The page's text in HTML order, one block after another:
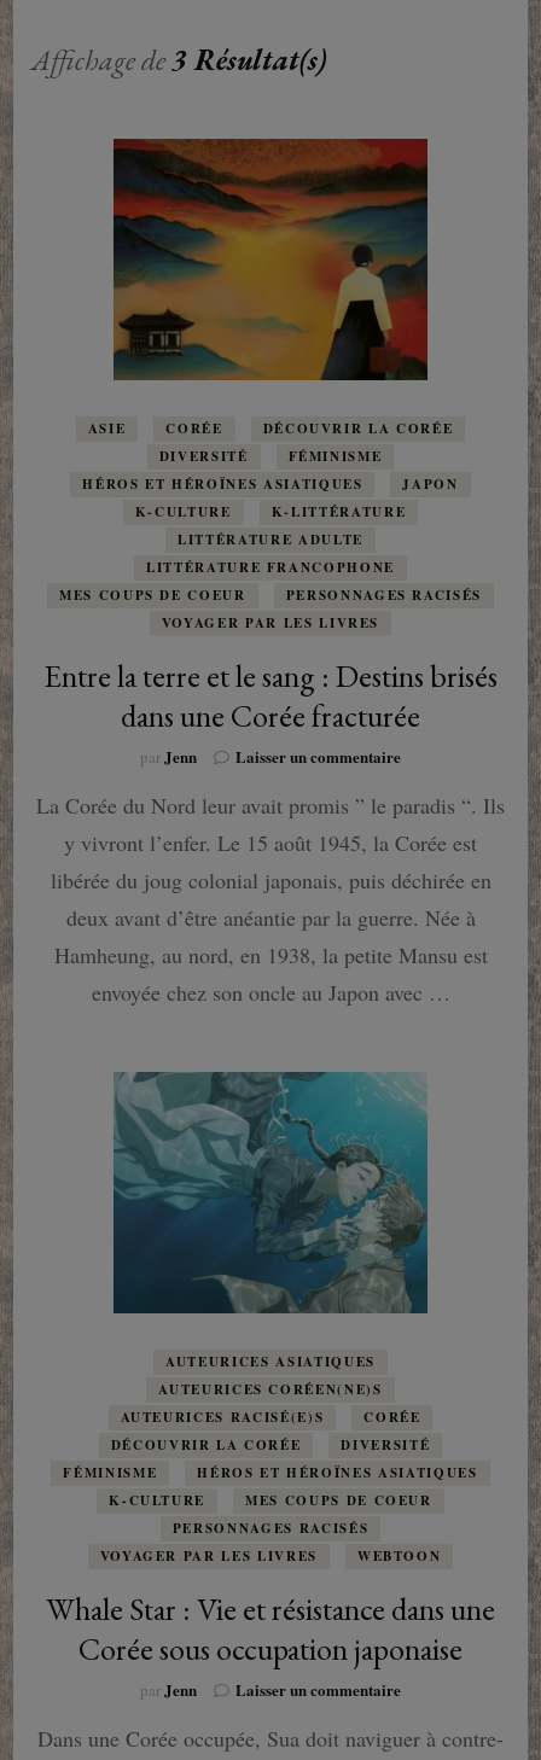
Affichage de3 Résultat(s)
ASIE CORÉE
DÉCOUVRIR LA CORÉE
DIVERSITÉ
FÉMINISME
HÉROS ET HÉROÏNES ASIATIQUES
JAPON
K-CULTURE
K-LITTÉRATURE
LITTÉRATURE ADULTE
LITTÉRATURE FRANCOPHONE
MES COUPS DE COEUR
PERSONNAGES RACISÉS
VOYAGER PAR LES LIVRES
Entre la terre et le sang : Destins brisés
dans une Corée fracturée
parJenn Laisser un commentairesur
la
et
le
:
Destins
dans
fracturée
La Corée du Nord leur avait promis ” le paradis “. Ils
y vivront l’enfer. Le 15 août 1945, la Corée est
libérée du joug colonial japonais, puis déchirée en
deux avant d’être anéantie par la guerre. Née à
Hamheung, au nord, en 1938, la petite Mansu est
envoyée chez son oncle au Japon avec …
AUTEURICES ASIATIQUES
AUTEURICES CORÉEN(NE)S
AUTEURICES RACISÉ(E)S
CORÉE
DÉCOUVRIR LA CORÉE
DIVERSITÉ
FÉMINISME
HÉROS ET HÉROÏNES ASIATIQUES
K-CULTURE
MES COUPS DE COEUR
PERSONNAGES RACISÉS
VOYAGER PAR LES LIVRES
WEBTOON
Whale Star : Vie et résistance dans une
Corée sous occupation japonaise
parJenn Laisser un commentairesur
Star
Dans une Corée occupée, Sua doit naviguer à contre-